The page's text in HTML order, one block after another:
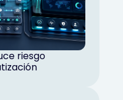
riesgo